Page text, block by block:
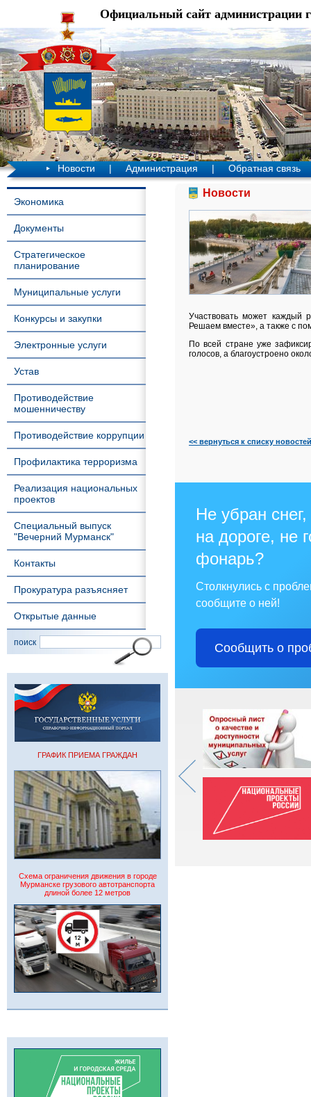
Официальный сайт администрации
Новости | Администрация | Обратная связь
Экономика
Документы
Стратегическое
планирование
Муниципальные услуги
Конкурсы и закупки
Электронные услуги
Устав
Противодействие
мошенничеству
Противодействие коррупции
Профилактика терроризма
Реализация национальных
проектов
Специальный выпуск
"Вечерний Мурманск"
Контакты
Прокуратура разъясняет
Открытые данные
поиск
ГРАФИК ПРИЕМА ГРАЖДАН
Схема ограничения движения в городе
Мурманске грузового автотранспорта
длиной более 12 метров
Новости
Участвовать может каждый
Решаем вместе», а также с
По всей стране уже
голосов, а благоустроено
<< вернуться к списку новостей
Не убран
на дороге, не
фонарь?
Столкнулись с
сообщите о ней!
Сообщить о